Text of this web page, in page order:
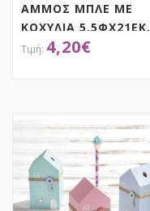
ΑΜΜΟΣ ΜΠΛΕ ΜΕ
ΚΟΧΥΛΙΑ 5.5ΦΧ21ΕΚ.
4,20€